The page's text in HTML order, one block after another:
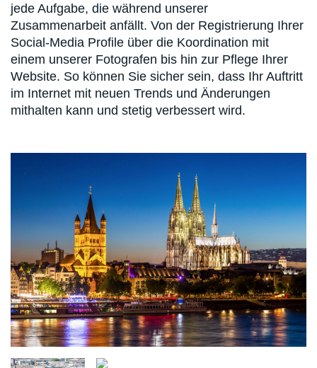
jede Aufgabe, die während unserer
Zusammenarbeit anfällt. Von der Registrierung Ihrer
Social-Media Profile über die Koordination mit
einem unserer Fotografen bis hin zur Pflege Ihrer
Website. So können Sie sicher sein, dass Ihr Auftritt
im Internet mit neuen Trends und Änderungen
mithalten kann und stetig verbessert wird.